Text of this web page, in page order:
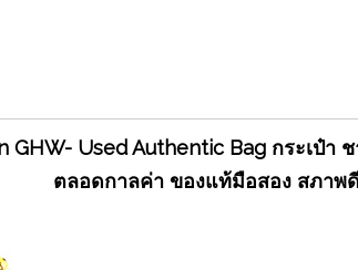
GHW- Used Authentic Bag กระเป๋
ตลอดกาลค่า ของแท้มือสอง สภาพ